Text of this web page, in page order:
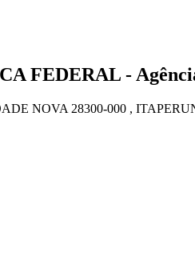
FEDERAL -
NOVA 28300-000 ,